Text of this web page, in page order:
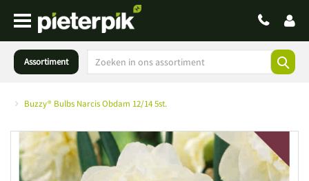
Assortiment
Buzzy® Bulbs Narcis Obdam 12/14 5st.